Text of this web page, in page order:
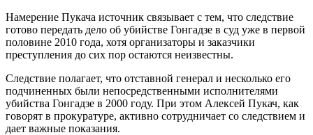
Намерение Пукача источник связывает с тем, что следствие
готово передать дело об убийстве Гонгадзе в суд уже в первой
половине 2010 года, хотя организаторы и заказчики
преступления до сих пор остаются неизвестны.
Следствие полагает, что отставной генерал и несколько его
подчиненных были непосредственными исполнителями
убийства Гонгадзе в 2000 году. При этом Алексей Пукач, как
говорят в прокуратуре, активно сотрудничает со следствием и
дает важные показания.